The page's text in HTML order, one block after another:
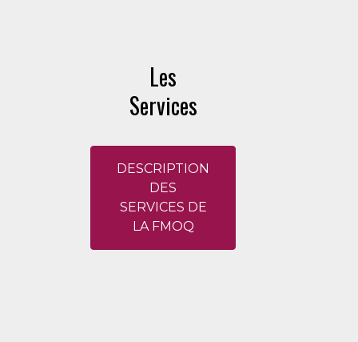
Les
Services
DESCRIPTION
DES
SERVICES DE
LA FMOQ